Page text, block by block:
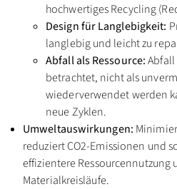
hochwertiges Recycling
Design für Langlebigkeit:
langlebig und leicht zu
Abfall als Ressource:
betrachtet, nicht als
wiederverwendet werden
neue Zyklen.
Umweltauswirkungen:
reduziert CO2-Emissionen und
effizientere Ressourcennutzung
Materialkreisläufe.